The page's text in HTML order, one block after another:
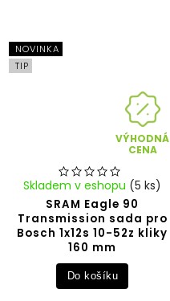
NOVINKA
TIP
VÝHODNÁ
CENA
SRAM Eagle 90
Transmission sada pro
Bosch 1x12s 10-52z kliky
160 mm
Skladem v eshopu (5 ks)
Do košíku